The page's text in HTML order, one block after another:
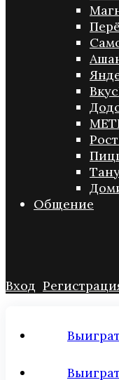
Общение
Вход